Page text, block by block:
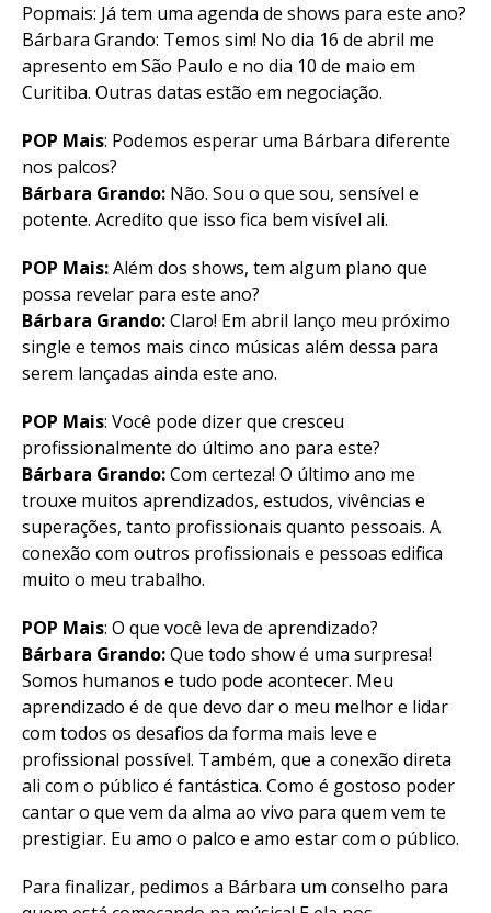
Popmais: Já tem uma agenda de shows para este ano?
Bárbara Grando: Temos sim! No dia 16 de abril me
apresento em São Paulo e no dia 10 de maio em
Curitiba. Outras datas estão em negociação.
POP Mais: Podemos esperar uma Bárbara diferente
nos palcos?
Bárbara Grando: Não. Sou o que sou, sensível e
potente. Acredito que isso fica bem visível ali.
POP Mais:Além dos shows, tem algum plano que
possa revelar para este ano?
Bárbara Grando:Claro! Em abril lanço meu próximo
single e temos mais cinco músicas além dessa para
serem lançadas ainda este ano.
POP Mais: Você pode dizer que cresceu
profissionalmente do último ano para este?
Bárbara Grando:Com certeza! O último ano me
trouxe muitos aprendizados, estudos, vivências e
superações, tanto profissionais quanto pessoais. A
conexão com outros profissionais e pessoas edifica
muito o meu trabalho.
POP Mais: O que você leva de aprendizado?
Bárbara Grando:Que todo show é uma surpresa!
Somos humanos e tudo pode acontecer. Meu
aprendizado é de que devo dar o meu melhor e lidar
com todos os desafios da forma mais leve e
profissional possível. Também, que a conexão direta
ali com o público é fantástica. Como é gostoso poder
cantar o que vem da alma ao vivo para quem vem te
prestigiar. Eu amo o palco e amo estar com o público.
Para finalizar, pedimos a Bárbara um conselho para